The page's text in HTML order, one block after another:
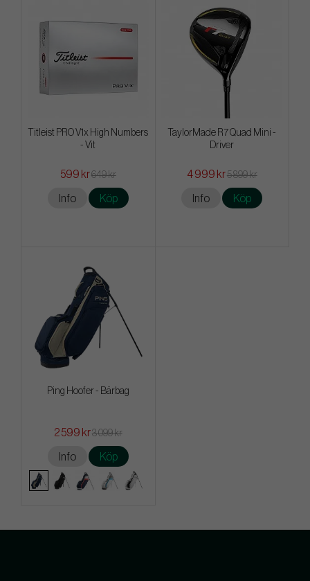
Titleist PRO V1x High Numbers
- Vit
599 kr649 kr
Info Köp
TaylorMade R7 Quad Mini -
Driver
4 999 kr5 899 kr
Info Köp
Ping Hoofer - Bärbag
2 599 kr3 099 kr
Info Köp